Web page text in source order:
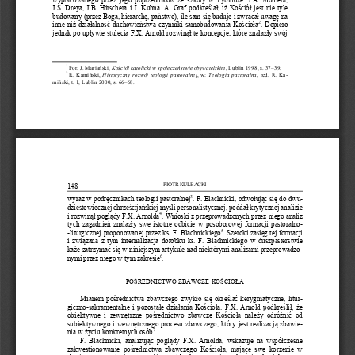
J.S. Dreya, J.B. Hirschera i J. Kuhna. A. Graf podkreślał, iż Kościół jest nie tyle
budowany (przez Boga, hierarchę, państwo), ile sam się buduje i zwracał uwagę na
inne niż działalność duchowieństwa czynniki samobudowania Kościoła2.  Dopiero
jednak po upływie stulecia F.X. Arnold rozwinął te koncepcje, które znalazły swój
1 Por. J. Mariański, Kościół katolicki w społeczeństwie obywatelskim , Lublin 1998, s. 37–39.
2 R. Kamiński, Historyczny rozwój teologii pastoralnej,  w: Teologia pastoralna red R.  Ka-
miński, t. 1, Lublin 2000, s. 66–68.
PIOTR KULBACKI
148
wyraz w podręcznikach teologii pastoralnej3 . F. Blachnicki odwołując się do dwu-
dziestowiecznej chrześcijańskiej myśli personalistycznej poddał krytycznej analizie
i rozwinął poglądy F.X. Arnolda4 . Wnioski z przeprowadzonych przez niego analiz
tych zagadnień znalazły swe istotne odbicie  w  posoborowej  formacji  pastoralno-
-liturgicznej proponowanej przez ks. F. Blachnickiego5. Szeroki zasięg tej formacji
i związana z tym internalizacja dorobku ks. F
Blachnickiego  w  duszpasterstwie
każe zatrzymać się w niniejszym artykule nad niektórymi analizami przeprowadzo-
nymi przez niego w tym zakresie6.
POŚREDNICTWO ZBAWCZE KOŚCIOŁA
Mianem pośrednictwa zbawczego zwykło się określać kerygmatyczne, litur-
giczno-sakramentalne i pozostałe działania Kościoła. F.X. A rnold podkreślił, że
obiektywne  i  zewnętrzne  pośrednictwo  zbawcze  Kościoła  należy  odróżnić  od
subiektywnego i wewnętrznego procesu zbawczego, który jest realizacją zbawie-
nia w życiu konkretnych osób7.
F.  Blachnicki
analizując poglądy F.X. Arnolda
wskazuje na współczesne
zakwestionowanie  pośrednictwa  zbawczego  Kościoła,  mające  swe  korzenie  w